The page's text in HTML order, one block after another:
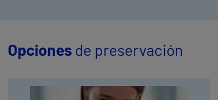
Opciones de preservación